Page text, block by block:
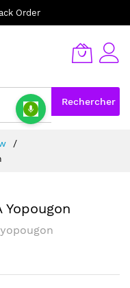
Order
Rechercher